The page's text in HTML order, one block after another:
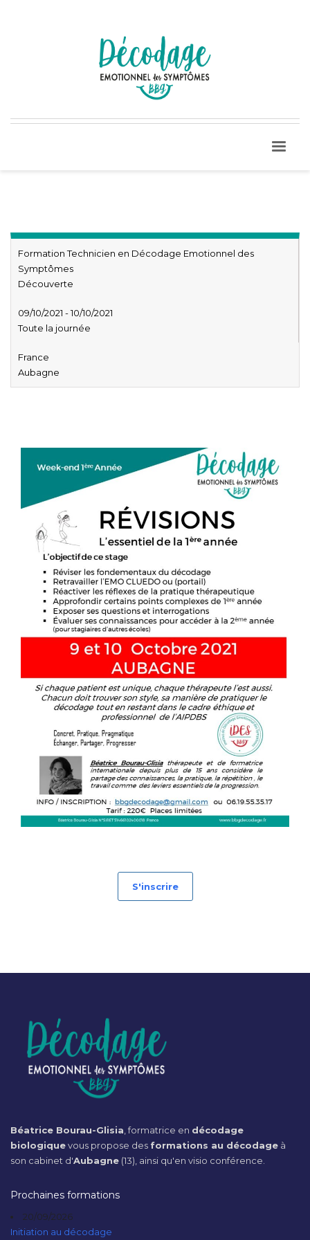
Formation Technicien en Décodage Emotionnel des
Symptômes
Découverte
09/10/2021 - 10/10/2021
Toute la journée
France
Aubagne
S'inscrire
Béatrice Bourau-Glisia , formatrice en décodage
biologiquevous propose des formations au décodage à
son cabinet d'Aubagne (13), ainsi qu'en visio conférence.
Prochaines formations
20/09/2026
Initiation au décodage